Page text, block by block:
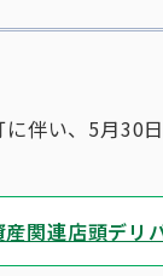
伴い、5月30
産関連店頭デリ